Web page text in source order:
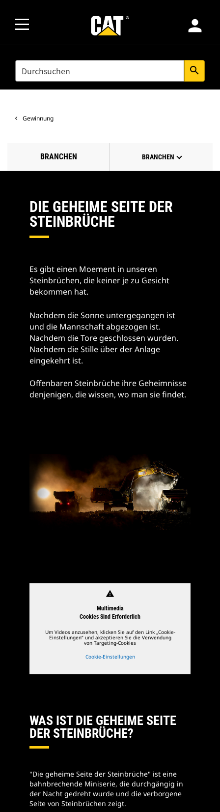
person
SEARCH search
Gewinnung
BRANCHEN BRANCHEN
DIE GEHEIME SEITE DER
STEINBRÜCHE
Es gibt einen Moement in unseren
Steinbrüchen, die keiner je zu Gesicht
bekommen hat.
Nachdem die Sonne untergegangen ist
und die Mannschaft abgezogen ist.
Nachdem die Tore geschlossen wurden.
Nachdem die Stille über der Anlage
eingekehrt ist.
Offenbaren Steinbrüche ihre Geheimnisse
denjenigen, die wissen, wo man sie findet.
warning
Multimedia
Cookies Sind Erforderlich
Um Videos anzusehen, klicken Sie auf den Link „Cookie-
Einstellungen“ und akzeptieren Sie die Verwendung
von Targeting-Cookies
Cookie-Einstellungen
WAS IST DIE GEHEIME SEITE
DER STEINBRÜCHE?
"Die geheime Seite der Steinbrüche" ist eine
bahnbrechende Miniserie, die durchgängig in
der Nacht gedreht wurde und die verborgene
Seite von Steinbrüchen zeigt.